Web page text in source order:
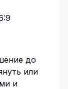
до
или
и